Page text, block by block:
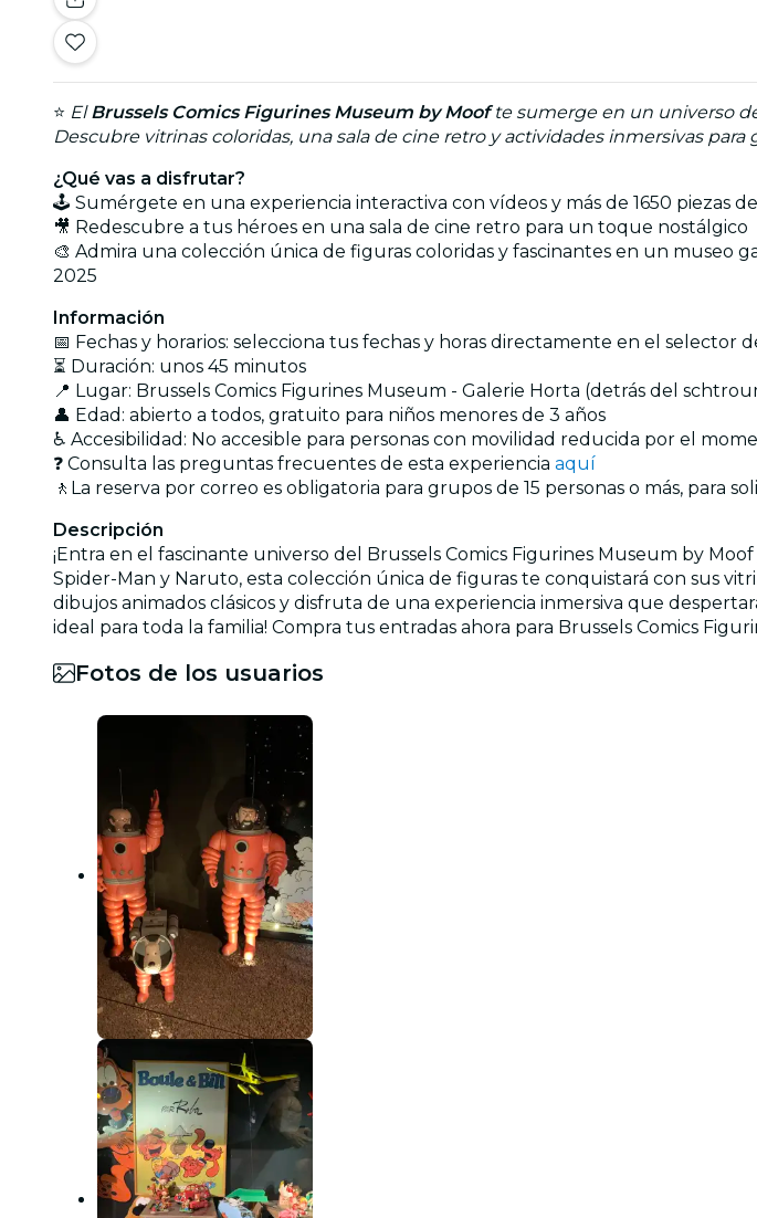
⭐ ElBrussels Comics Figurines Museum by Moofte sumerge en un universo
Descubre vitrinas coloridas, una sala de cine retro y actividades inmersivas para
¿Qué vas a disfrutar?
🕹️ Sumérgete en una experiencia interactiva con vídeos y más de 1650 piezas
🎥 Redescubre a tus héroes en una sala de cine retro para un toque nostálgico
🎨 Admira una colección única de figuras coloridas y fascinantes en un museo
2025
Información
📅 Fechas y horarios: selecciona tus fechas y horas directamente en el selector
⏳ Duración: unos 45 minutos
📍 Lugar: Brussels Comics Figurines Museum - Galerie Horta (detrás del
👤 Edad: abierto a todos, gratuito para niños menores de 3 años
♿ Accesibilidad: No accesible para personas con movilidad reducida por el
❓ Consulta las preguntas frecuentes de esta experiencia aquí
🚶La reserva por correo es obligatoria para grupos de 15 personas o más, para
Descripción
¡Entra en el fascinante universo del Brussels Comics Figurines Museum by
Spider-Man y Naruto, esta colección única de figuras te conquistará con sus
dibujos animados clásicos y disfruta de una experiencia inmersiva que
ideal para toda la familia! Compra tus entradas ahora para Brussels Comics
Fotos de los usuarios